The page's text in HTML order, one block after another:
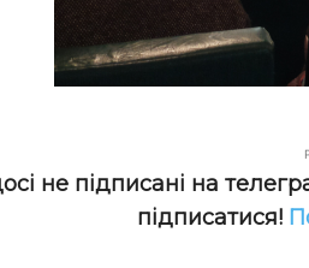
не підписані на
підписатися!